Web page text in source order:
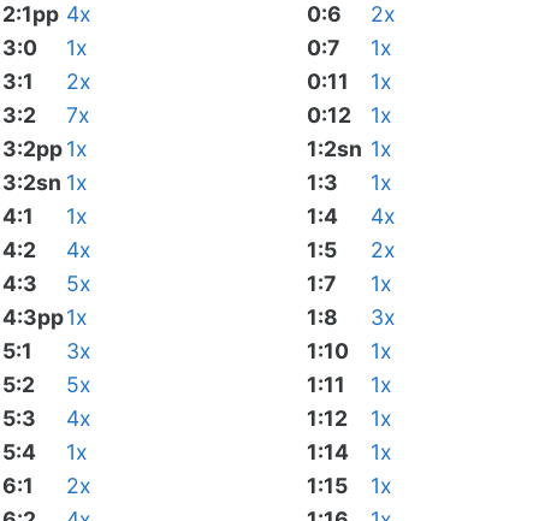
2:1pp 4x
3:0
1x
3:1
2x
3:2
7x
3:2pp1x
3:2sn 1x
4:1
1x
4:2
4x
4:3
5x
4:3pp1x
5:1
3x
5:2
5x
5:3
4x
5:4
1x
6:1
2x
0:6
2x
0:7
1x
0:11
1x
0:12
1x
1:2sn 1x
1:3
1x
1:4
4x
1:5
2x
1:7
1x
1:8
3x
1:10
1x
1:11
1x
1:12
1x
1:14
1x
1:15
1x